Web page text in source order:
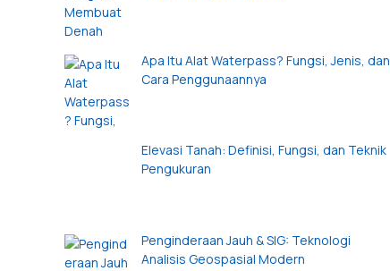
Apa Itu Alat Waterpass? Fungsi, Jenis, dan
Cara Penggunaannya
Elevasi Tanah: Definisi, Fungsi, dan Teknik
Pengukuran
Penginderaan Jauh & SIG: Teknologi
Analisis Geospasial Modern